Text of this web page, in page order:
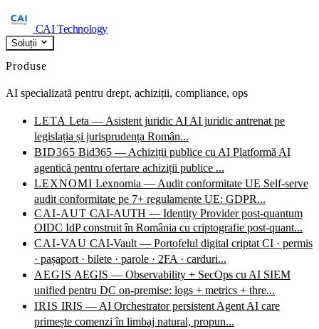
CAI Technology
Soluții
Produse
AI specializată pentru drept, achiziții, compliance, ops
LETA Leta — Asistent juridic AI AI juridic antrenat pe
legislația și jurisprudența Român...
BID365 Bid365 — Achiziții publice cu AI Platformă AI
agentică pentru ofertare achiziții publice ...
LEXNOMI Lexnomia — Audit conformitate UE Self-serve
audit conformitate pe 7+ regulamente UE: GDPR...
CAI-AUT CAI-AUTH — Identity Provider post-quantum
OIDC IdP construit în România cu criptografie post-quant...
CAI-VAU CAI-Vault — Portofelul digital criptat CI · permis
· pașaport · bilete · parole · 2FA · carduri...
AEGIS AEGIS — Observability + SecOps cu AI SIEM
unified pentru DC on-premise: logs + metrics + thre...
IRIS IRIS — AI Orchestrator persistent Agent AI care
primește comenzi în limbaj natural, propun...